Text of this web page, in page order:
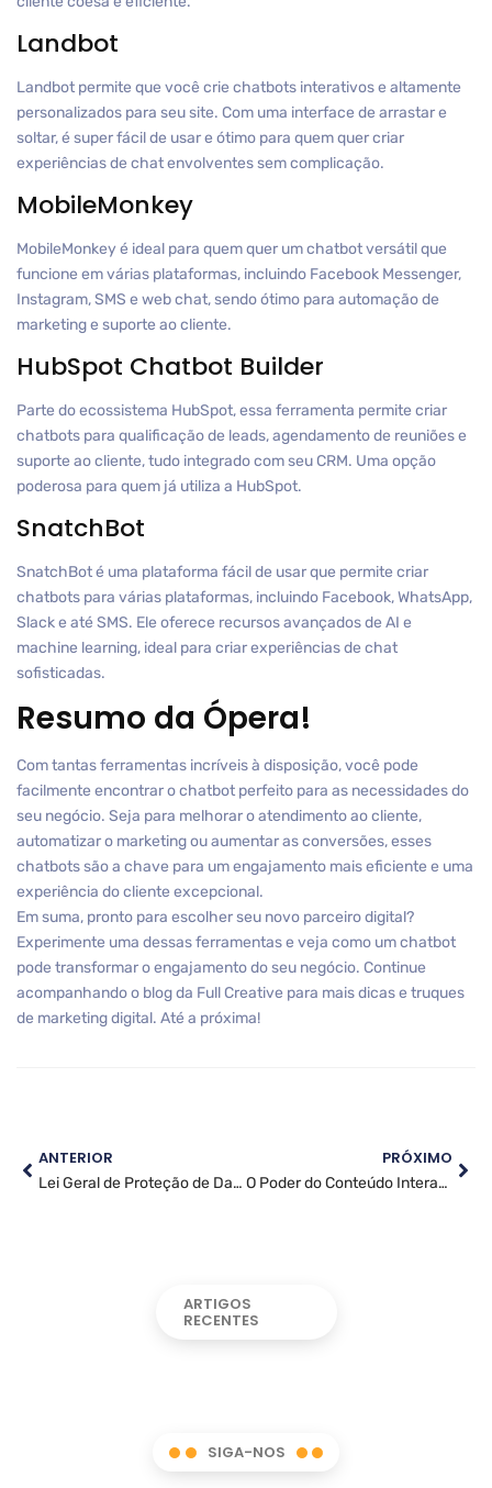
Landbot
Landbot permite que você crie chatbots interativos e altamente
personalizados para seu site. Com uma interface de arrastar e
soltar, é super fácil de usar e ótimo para quem quer criar
experiências de chat envolventes sem complicação.
MobileMonkey
MobileMonkey é ideal para quem quer um chatbot versátil que
funcione em várias plataformas, incluindo Facebook Messenger,
Instagram, SMS e web chat, sendo ótimo para automação de
marketing e suporte ao cliente.
HubSpot Chatbot Builder
Parte do ecossistema HubSpot, essa ferramenta permite criar
chatbots para qualificação de leads, agendamento de reuniões e
suporte ao cliente, tudo integrado com seu CRM. Uma opção
poderosa para quem já utiliza a HubSpot.
SnatchBot
SnatchBot é uma plataforma fácil de usar que permite criar
chatbots para várias plataformas, incluindo Facebook, WhatsApp,
Slack e até SMS. Ele oferece recursos avançados de AI e
machine learning, ideal para criar experiências de chat
sofisticadas.
Resumo da Ópera!
Com tantas ferramentas incríveis à disposição, você pode
facilmente encontrar o chatbot perfeito para as necessidades do
seu negócio. Seja para melhorar o atendimento ao cliente,
automatizar o marketing ou aumentar as conversões, esses
chatbots são a chave para um engajamento mais eficiente e uma
experiência do cliente excepcional.
Em suma, pronto para escolher seu novo parceiro digital?
Experimente uma dessas ferramentas e veja como um chatbot
pode transformar o engajamento do seu negócio. Continue
acompanhando o blog da Full Creative para mais dicas e truques
de marketing digital. Até a próxima!
ANTERIOR
Lei Geral de Proteção de Dados: Tudo o Que Você Precisa Saber
PRÓXIMO
O Poder do Conteúdo Interativo
ARTIGOS
RECENTES
SIGA-NOS